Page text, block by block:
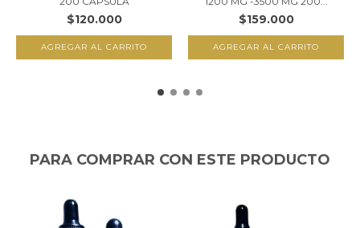
$120.000 $159.000
PARA COMPRAR CON ESTE PRODUCTO